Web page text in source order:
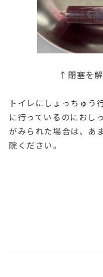
↑閉塞を
トイレにしょっちゅう
に行っているのにおし
がみられた場合は、あ
院ください。